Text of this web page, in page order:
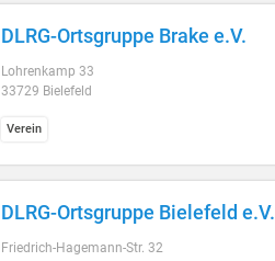
DLRG-Ortsgruppe Brake e.V.
Lohrenkamp 33
33729 Bielefeld
Verein
DLRG-Ortsgruppe Bielefeld e.V.
Friedrich-Hagemann-Str. 32